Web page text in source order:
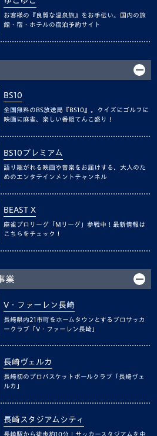
お客様の『良質な温泉旅』をお手伝い。国内の旅
館・宿・ホテルの宿泊予約サイト
BS10
全国無料のBS放送局『BS10』。クイズにゴルフに
映画に麻雀、楽しい番組てんこ盛り！
BS10プレミアム
語り継がれる映画や音楽をお届けする、大人のた
めのエンタテインメントチャンネル
BEAST X
麻雀プロリーグ「Mリーグ」参戦中！最新情報は
こちらをチェック！
業
V・ファーレン長崎
長崎県内21市町をホームタウンとするプロサッカ
ークラブ「V・ファーレン長崎」
長崎ヴェルカ
長崎初のプロバスケットボールクラブ「長崎ヴェ
ルカ」
長崎スタジアムシティ
長崎駅から徒歩約10分！サッカースタジアムを中